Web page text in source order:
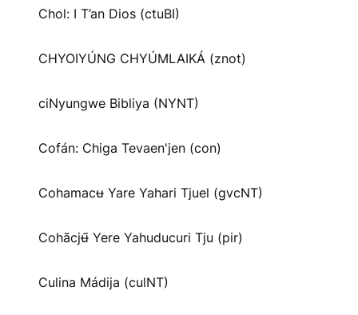
Chol: I T’an Dios (ctuBI)
CHYOIYÚNG CHYÚMLAIKÁ (znot)
ciNyungwe Bibliya (NYNT)
Cofán: Chiga Tevaen'jen (con)
Cohamacʉ Yare Yahari Tjuel (gvcNT)
Cohãcjʉ̃ Yere Yahuducuri Tju (pir)
Culina Mádija (culNT)